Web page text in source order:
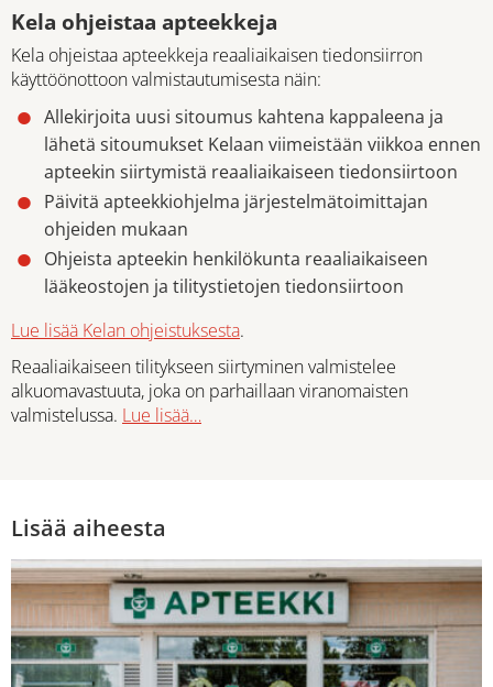
Kela ohjeistaa apteekkeja
Kela ohjeistaa apteekkeja reaaliaikaisen tiedonsiirron
käyttöönottoon valmistautumisesta näin:
Allekirjoita uusi sitoumus kahtena kappaleena ja
lähetä sitoumukset Kelaan viimeistään viikkoa ennen
apteekin siirtymistä reaaliaikaiseen tiedonsiirtoon
Päivitä apteekkiohjelma järjestelmätoimittajan
ohjeiden mukaan
Ohjeista apteekin henkilökunta reaaliaikaiseen
lääkeostojen ja tilitystietojen tiedonsiirtoon
Lue lisää Kelan ohjeistuksesta.
Reaaliaikaiseen tilitykseen siirtyminen valmistelee
alkuomavastuuta, joka on parhaillaan viranomaisten
valmistelussa. Lue lisää…
Lisää aiheesta